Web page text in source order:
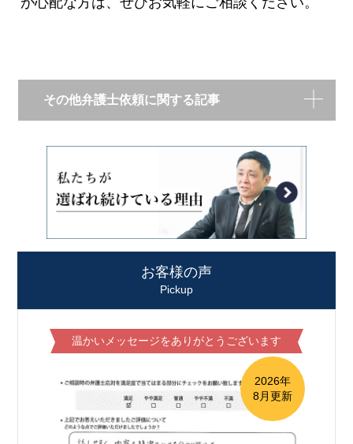
その他弁護士依頼に関する記事
お客様の声
Pickup
温かいメッセージをありがとうございます
2026年
8月更新